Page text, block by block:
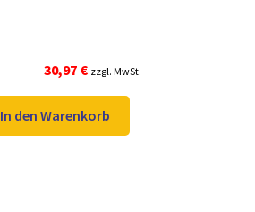
Ursprünglicher
war:
40,98 €
30,97 €Aktueller
ist:
30,97 €.
zzgl. MwSt.
In den Warenkorb